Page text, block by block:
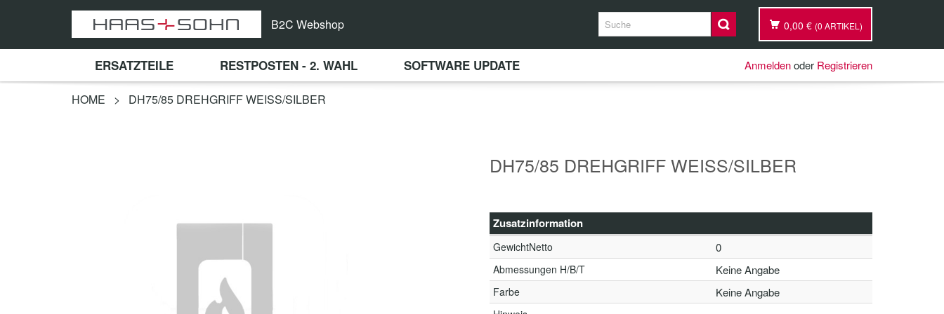
B2C Webshop 0,00 € (0 ARTIKEL)
ERSATZTEILE RESTPOSTEN - 2. WAHL SOFTWARE UPDATE Anmeldenoder Registrieren
HOME > DH75/85 DREHGRIFF WEISS/SILBER
DH75/85 DREHGRIFF WEISS/SILBER
Zusatzinformation
GewichtNetto 0
Abmessungen H/B/T Keine Angabe
Farbe Keine Angabe